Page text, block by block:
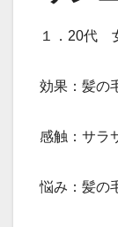
１．20代
効果：髪の
感触：サラ
悩み：髪の